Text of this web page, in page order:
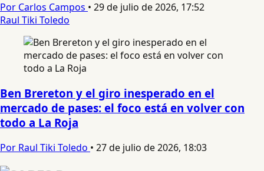
Por Carlos Campos • 29 de julio de 2026, 17:52
Raul Tiki Toledo
Ben Brereton y el giro inesperado en el
mercado de pases: el foco está en volver con
todo a La Roja
Por Raul Tiki Toledo • 27 de julio de 2026, 18:03